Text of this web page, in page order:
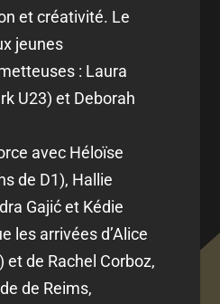
et créativité. Le
jeunes
: Laura
U23) et Deborah
avec Héloïse
de D1), Hallie
Gajić et Kédie
les arrivées d’Alice
de Rachel Corboz,
de Reims,